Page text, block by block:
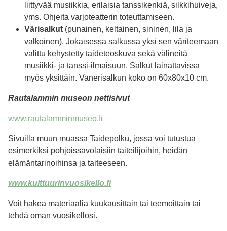
liittyvää musiikkia, erilaisia tanssikenkiä, silkkihuiveja,
yms. Ohjeita varjoteatterin toteuttamiseen.
Värisalkut (punainen, keltainen, sininen, lila ja
valkoinen). Jokaisessa salkussa yksi sen väriteemaan
valittu kehystetty taideteoskuva sekä välineitä
musiikki- ja tanssi-ilmaisuun. Salkut lainattavissa
myös yksittäin. Vanerisalkun koko on 60x80x10 cm.
Rautalammin museon nettisivut
www.rautalamminmuseo.fi
Sivuilla muun muassa Taidepolku, jossa voi tutustua
esimerkiksi pohjoissavolaisiin taiteilijoihin, heidän
elämäntarinoihinsa ja taiteeseen.
www.kulttuurinvuosikello.fi
Voit hakea materiaalia kuukausittain tai teemoittain tai
tehdä oman vuosikellosi.